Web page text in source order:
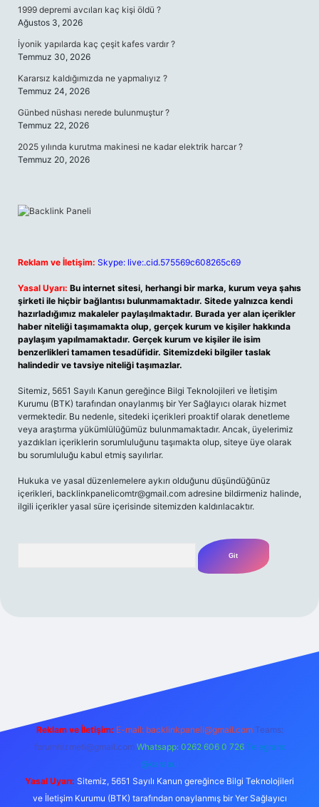
1999 depremi avcıları kaç kişi öldü ?
Ağustos 3, 2026
İyonik yapılarda kaç çeşit kafes vardır ?
Temmuz 30, 2026
Kararsız kaldığımızda ne yapmalıyız ?
Temmuz 24, 2026
Günbed nüshası nerede bulunmuştur ?
Temmuz 22, 2026
2025 yılında kurutma makinesi ne kadar elektrik harcar ?
Temmuz 20, 2026
Reklam ve İletişim: Skype: live:.cid.575569c608265c69
Yasal Uyarı: Bu internet sitesi, herhangi bir marka, kurum veya şahıs
şirketi ile hiçbir bağlantısı bulunmamaktadır. Sitede yalnızca kendi
hazırladığımız makaleler paylaşılmaktadır. Burada yer alan içerikler
haber niteliği taşımamakta olup, gerçek kurum ve kişiler hakkında
paylaşım yapılmamaktadır. Gerçek kurum ve kişiler ile isim
benzerlikleri tamamen tesadüfidir. Sitemizdeki bilgiler taslak
halindedir ve tavsiye niteliği taşımazlar.
Sitemiz, 5651 Sayılı Kanun gereğince Bilgi Teknolojileri ve İletişim
Kurumu (BTK) tarafından onaylanmış bir Yer Sağlayıcı olarak hizmet
vermektedir. Bu nedenle, sitedeki içerikleri proaktif olarak denetleme
veya araştırma yükümlülüğümüz bulunmamaktadır. Ancak, üyelerimiz
yazdıkları içeriklerin sorumluluğunu taşımakta olup, siteye üye olarak
bu sorumluluğu kabul etmiş sayılırlar.
Hukuka ve yasal düzenlemelere aykırı olduğunu düşündüğünüz
içerikleri, backlinkpanelicomtr@gmail.com adresine bildirmeniz halinde,
ilgili içerikler yasal süre içerisinde sitemizden kaldırılacaktır.
Reklam ve İletişim: E-mail: backlinkpaneli@gmail.com Teams:
forumhizmeti@gmail.com Whatsapp: 0262 606 0 726 Telegram:
@karabul
Yasal Uyarı: Sitemiz, 5651 Sayılı Kanun gereğince Bilgi Teknolojileri
ve İletişim Kurumu (BTK) tarafından onaylanmış bir Yer Sağlayıcı